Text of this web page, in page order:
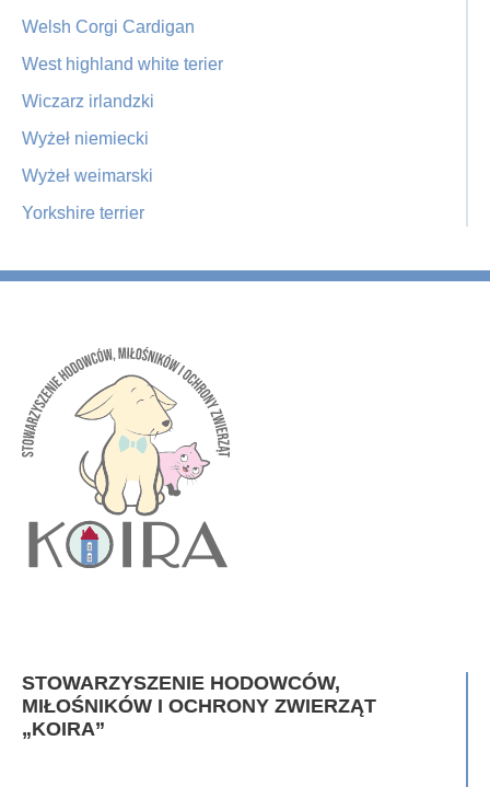
Welsh Corgi Cardigan
West highland white terier
Wiczarz irlandzki
Wyżeł niemiecki
Wyżeł weimarski
Yorkshire terrier
STOWARZYSZENIE HODOWCÓW,
MIŁOŚNIKÓW I OCHRONY ZWIERZĄT
„KOIRA”